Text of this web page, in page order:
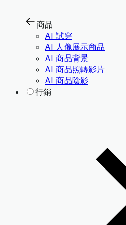
商品
AI 試穿
AI 人像展示商品
AI 商品背景
AI 商品照轉影片
AI 商品陰影
行銷